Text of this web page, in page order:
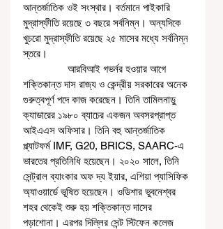
আন্তর্জাতিক ওই সংস্থার। বর্তমানে পাইকারি
মুদ্রাস্ফীতি রয়েছে ৩ বছরে সর্বনিম্ন। অন্যদিকে
খুচরো মুদ্রাস্ফীতি রয়েছে ২৫ মাসের মধ্যে সর্বনিম্ন
স্তরে।
শক্তিকান্ত দাস রাজ্য ও কেন্দ্রীয় সরকারের অনেক
গুরুত্বপূর্ণ পদে কাজ করেছেন। তিনি তামিলনাড়ু
ক্যাডারের ১৯৮০ ব্যাচের একজন অবসরপ্রাপ্ত
আইএএস অফিসার। তিনি বহু আন্তর্জাতিক
প্ল্যাটফর্ম IMF, G20, BRICS, SAARC-এ
ভারতের প্রতিনিধি হয়েছেন। ২০২০ সালে, তিনি
সেন্ট্রাল ব্যাংকার অফ দ্য ইয়ার, এশিয়া প্যাসিফিক
অ্যাওয়ার্ডে ভূষিত হয়েছেন। ওডিশার ভুবনেশ্বর
শহর থেকেই শুরু হয় শক্তিকান্ত দাসের
পড়াশোনা। এরপর দিল্লির সেন্ট স্টিফেন কলেজ